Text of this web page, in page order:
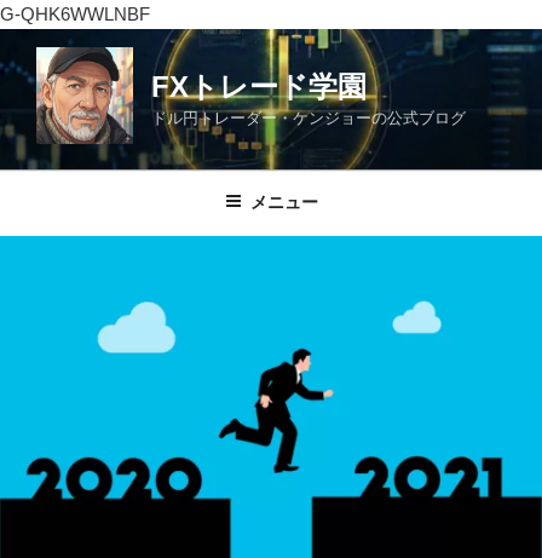
G-QHK6WWLNBF
ン
ン
ツ
FXトレード学園
ドル円トレーダー・ケンジョーの公式ブログ
メニュー